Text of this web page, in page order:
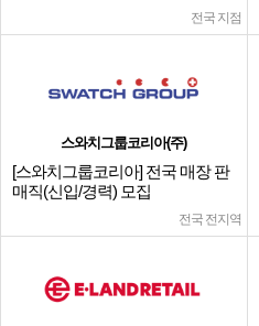
전국 지점
스와치그룹코리아(주)
[스와치그룹코리아] 전국 매장 판
매직(신입/경력) 모집
전국 전지역